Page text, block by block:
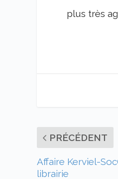
plus très
PRÉCÉDENT
Affaire Kerviel-
librairie